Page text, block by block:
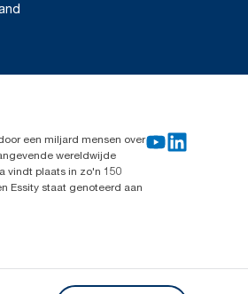
een miljard mensen over
wereldwijde
vindt plaats in zo'n 150
Essity staat genoteerd aan